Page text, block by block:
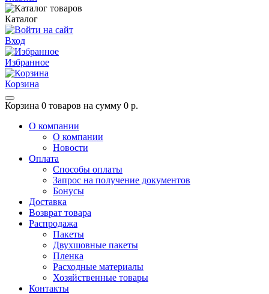
Каталог
Вход
Избранное
Корзина
Корзина 0 товаров на сумму 0 р.
О компании
О компании
Новости
Оплата
Способы оплаты
Запрос на получение документов
Бонусы
Доставка
Возврат товара
Распродажа
Пакеты
Двухшовные пакеты
Пленка
Расходные материалы
Хозяйственные товары
Контакты